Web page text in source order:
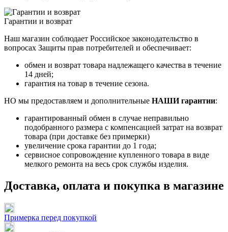
Гарантии и возврат
Наш магазин соблюдает Российское законодательство в
вопросах Защиты прав потребителей и обеспечивает:
обмен и возврат товара надлежащего качества в течение
14 дней;
гарантия на товар в течение сезона.
НО мы предоставляем и дополнительные НАШИ гарантии:
гарантированный обмен в случае неправильно
подобранного размера с компенсацией затрат на возврат
товара (при доставке без примерки)
увеличение срока гарантии до 1 года;
сервисное сопровождение купленного товара в виде
мелкого ремонта на весь срок службы изделия.
Доставка, оплата и покупка в магазине
Примерка перед покупкой